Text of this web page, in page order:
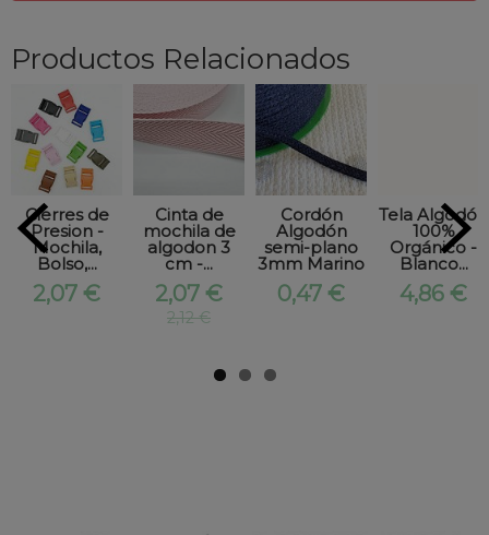
Productos Relacionados
Cierres de
Presion -
Mochila,
Bolso,...
2,07 €
Cinta de
mochila de
algodon 3
cm -...
2,07 €
2,12 €
Cordón
Algodón
semi-plano
3mm Marino
0,47 €
Tela Algodón
100%
Orgánico -
Blanco...
4,86 €